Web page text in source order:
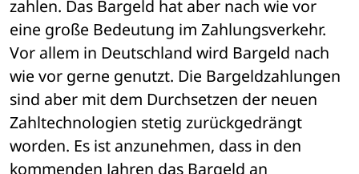
zahlen. Das Bargeld hat aber nach wie vor
eine große Bedeutung im Zahlungsverkehr.
Vor allem in Deutschland wird Bargeld nach
wie vor gerne genutzt. Die Bargeldzahlungen
sind aber mit dem Durchsetzen der neuen
Zahltechnologien stetig zurückgedrängt
worden. Es ist anzunehmen, dass in den
kommenden Jahren das Bargeld an